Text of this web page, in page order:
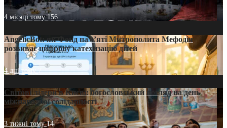
4 місяці тому156
AngelicBot: як Фонд пам’яті Митрополита Мефодія
розвиває цифрову катехизацію дітей
4 дні тому7
Світові лідери в Києві: богословський погляд на день
міжнародної солідарності
3 тижні тому14